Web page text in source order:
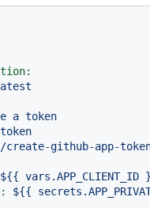
a token
github-app-
${{ vars.APP_CLIENT_ID
${{